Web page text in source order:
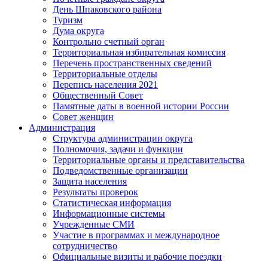
День Шпаковского района
Туризм
Дума округа
Контрольно счетный орган
Территориальная избирательная комиссия
Перечень пространственных сведений
Территориальные отделы
Перепись населения 2021
Общественный Совет
Памятные даты в военной истории России
Совет женщин
Администрация
Структура администрации округа
Полномочия, задачи и функции
Территориальные органы и представительства
Подведомственные организации
Защита населения
Результаты проверок
Статистическая информация
Информационные системы
Учрежденные СМИ
Участие в программах и международное
сотрудничество
Официальные визиты и рабочие поездки